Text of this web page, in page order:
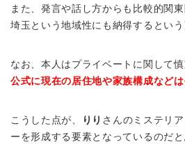
また、発言や話し方からも比較的関
埼玉という地域性にも納得するという
なお、本人はプライベートに関して
公式に現在の居住地や家族構成などは
こうした点が、 りり さんのミステリ
ーを形成する要素となっているのだと